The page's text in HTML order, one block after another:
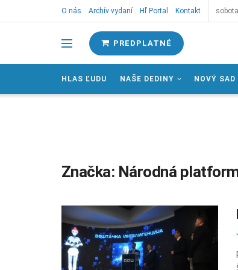
O nás Archív vydaní Hľ Portal Kontakt
PREDPLATNÉ
HLAS ĽUDU NAŠE DEDINY NOVÝ SAD
Značka: Národná